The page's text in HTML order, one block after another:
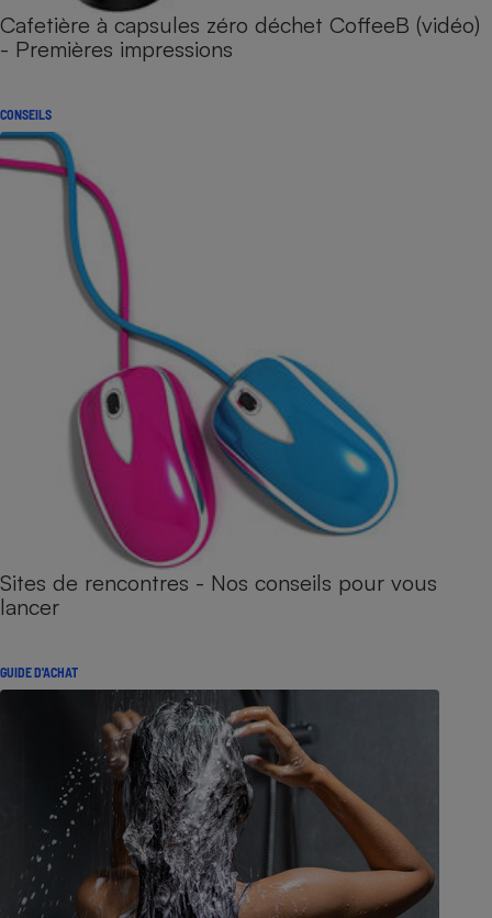
Cafetière à capsules zéro déchet CoffeeB (vidéo)
- Premières impressions
CONSEILS
Sites de rencontres - Nos conseils pour vous
lancer
GUIDE D'ACHAT